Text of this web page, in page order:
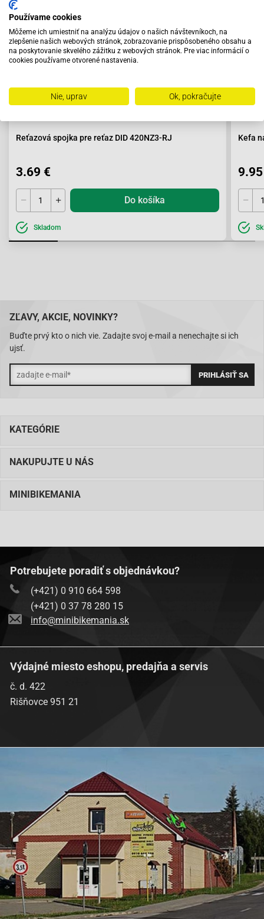
Reťazová spojka pre reťaz DID 420NZ3-RJ
3.69 €
Do košíka
Skladom
Kefa
ZĽAVY, AKCIE, NOVINKY?
Buďte prvý kto o nich vie. Zadajte svoj e-mail a nenechajte si ich
ujsť.
KATEGÓRIE
NAKUPUJTE U NÁS
MINIBIKEMANIA
Potrebujete poradiť s objednávkou?
(+421) 0 910 664 598
(+421) 0 37 78 280 15
info@minibikemania.sk
Výdajné miesto eshopu, predajňa a servis
č. d. 422
Rišňovce 951 21
Používame cookies
Môžeme ich umiestniť na analýzu údajov o našich návštevníkoch, na
zlepšenie našich webových stránok, zobrazovanie prispôsobeného obsahu a
na poskytovanie skvelého zážitku z webových stránok. Pre viac informácií o
cookies používame otvorené nastavenia.
Nie, uprav Ok, pokračujte